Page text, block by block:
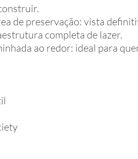
de preservação: vista
completa de lazer.
ao redor: ideal para